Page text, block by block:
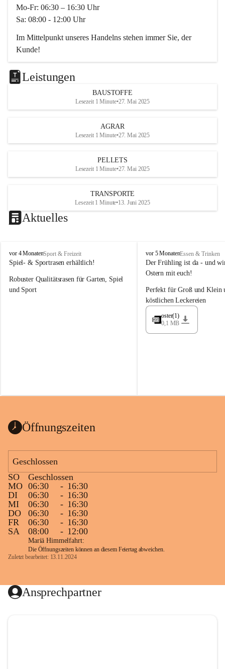
Mo-Fr: 06:30 – 16:30 Uhr
Sa: 08:00 - 12:00 Uhr
Im Mittelpunkt unseres Handelns stehen immer Sie, der
Kunde!
Das Team ist freundlich, motiviert und bestens geschult in
den Bereichen
Beratung, Lager sowie Transport. Für alle Ihre Anliegen
finden wir eine individuelle Lösung.
office@mayer-lipsch.at
Leistungen
BAUSTOFFE
Lesezeit 1 Minute•27. Mai 2025
AGRAR
Lesezeit 1 Minute•27. Mai 2025
PELLETS
Lesezeit 1 Minute•27. Mai 2025
TRANSPORTE
Lesezeit 1 Minute•13. Juni 2025
Aktuelles
M
a
e
r
vor 4 MonatenSport & Freizeit
Spiel- & Sportrasen erhältlich!
Robuster Qualitätsrasen für Garten, Spiel
und Sport
M
a
y
r
G
ü
e
vor 5 MonatenEssen & Trinken
Der Frühling ist da - und
Ostern mit euch!
Perfekt für Groß und Klein
köstlichen Leckereien
oster(1)
0,1 MB
Öffnungszeiten
Geschlossen
SO
Geschlossen
MO 06:30 - 16:30
DI
06:30 - 16:30
MI
06:30 - 16:30
DO
06:30 - 16:30
FR
06:30 - 16:30
SA
08:00 - 12:00
Mariä Himmelfahrt:
Die Öffnungszeiten können an diesem Feiertag abweichen.
Zuletzt bearbeitet: 13.11.2024
Ansprechpartner